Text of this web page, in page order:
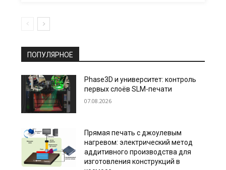
ПОПУЛЯРНОЕ
Phase3D и университет: контроль
первых слоёв SLM-печати
07.08.2026
Прямая печать с джоулевым
нагревом: электрический метод
аддитивного производства для
изготовления конструкций в